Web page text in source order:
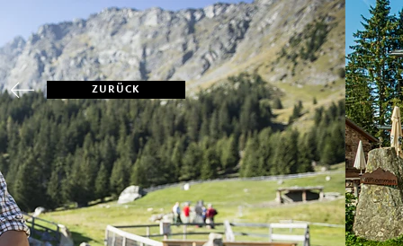
ZURÜCK